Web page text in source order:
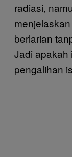
radiasi,
berlarian
Jadi apakah
pengalihan